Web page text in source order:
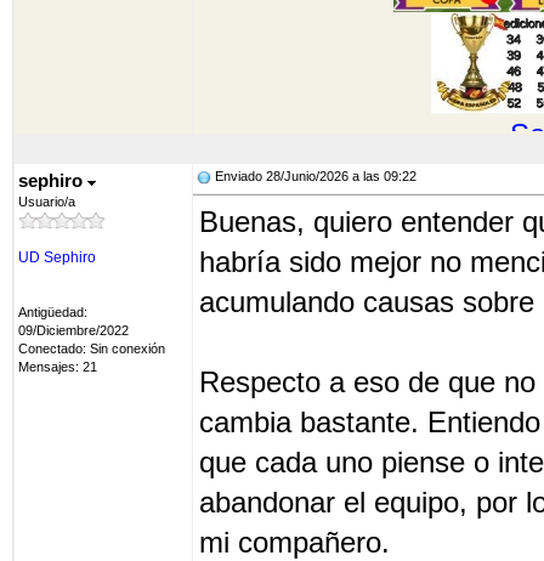
sephiro
Usuario/a
UD Sephiro
Antigüedad:
09/Diciembre/2022
Conectado: Sin conexión
Mensajes: 21
Enviado 28/Junio/2026 a las 09:22
Buenas, quiero entender
habría sido mejor no
acumulando causas
Respecto a eso de que
cambia bastante.
que cada uno piense o
abandonar el equipo, por
mi compañero.